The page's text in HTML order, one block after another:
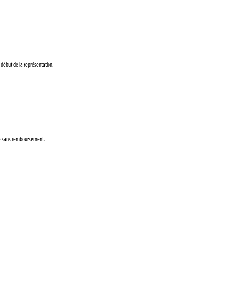
de la représentation.
sans remboursement.